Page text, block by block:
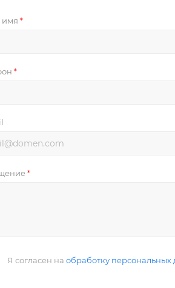
*
*
*
Я согласен на обработку персональных